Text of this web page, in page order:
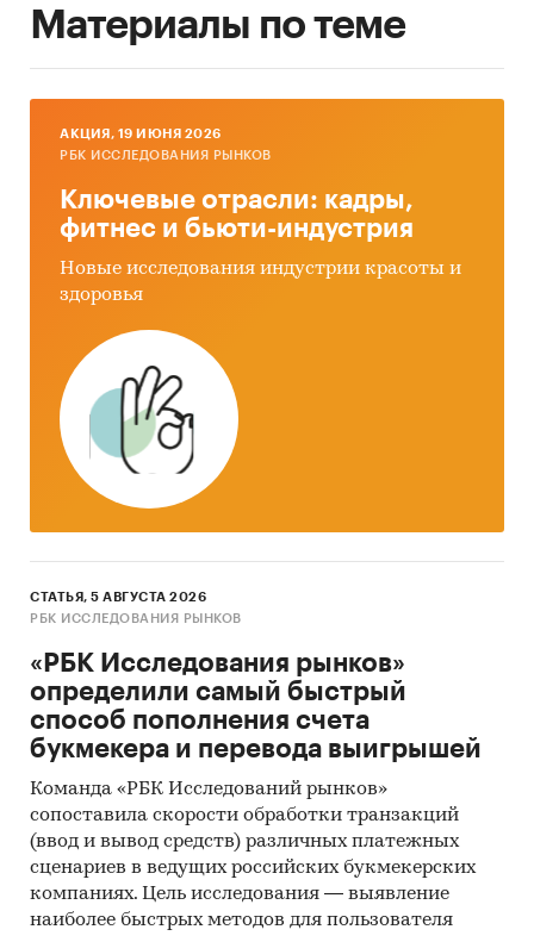
Материалы по теме
AКЦИЯ, 19 ИЮНЯ 2026
РБК ИССЛЕДОВАНИЯ РЫНКОВ
Ключевые отрасли: кадры,
фитнес и бьюти-индустрия
Новые исследования индустрии красоты и
здоровья
СТАТЬЯ, 5 АВГУСТА 2026
РБК ИССЛЕДОВАНИЯ РЫНКОВ
«РБК Исследования рынков»
определили самый быстрый
способ пополнения счета
букмекера и перевода выигрышей
Команда «РБК Исследований рынков»
сопоставила скорости обработки транзакций
(ввод и вывод средств) различных платежных
сценариев в ведущих российских букмекерских
компаниях. Цель исследования — выявление
наиболее быстрых методов для пользователя